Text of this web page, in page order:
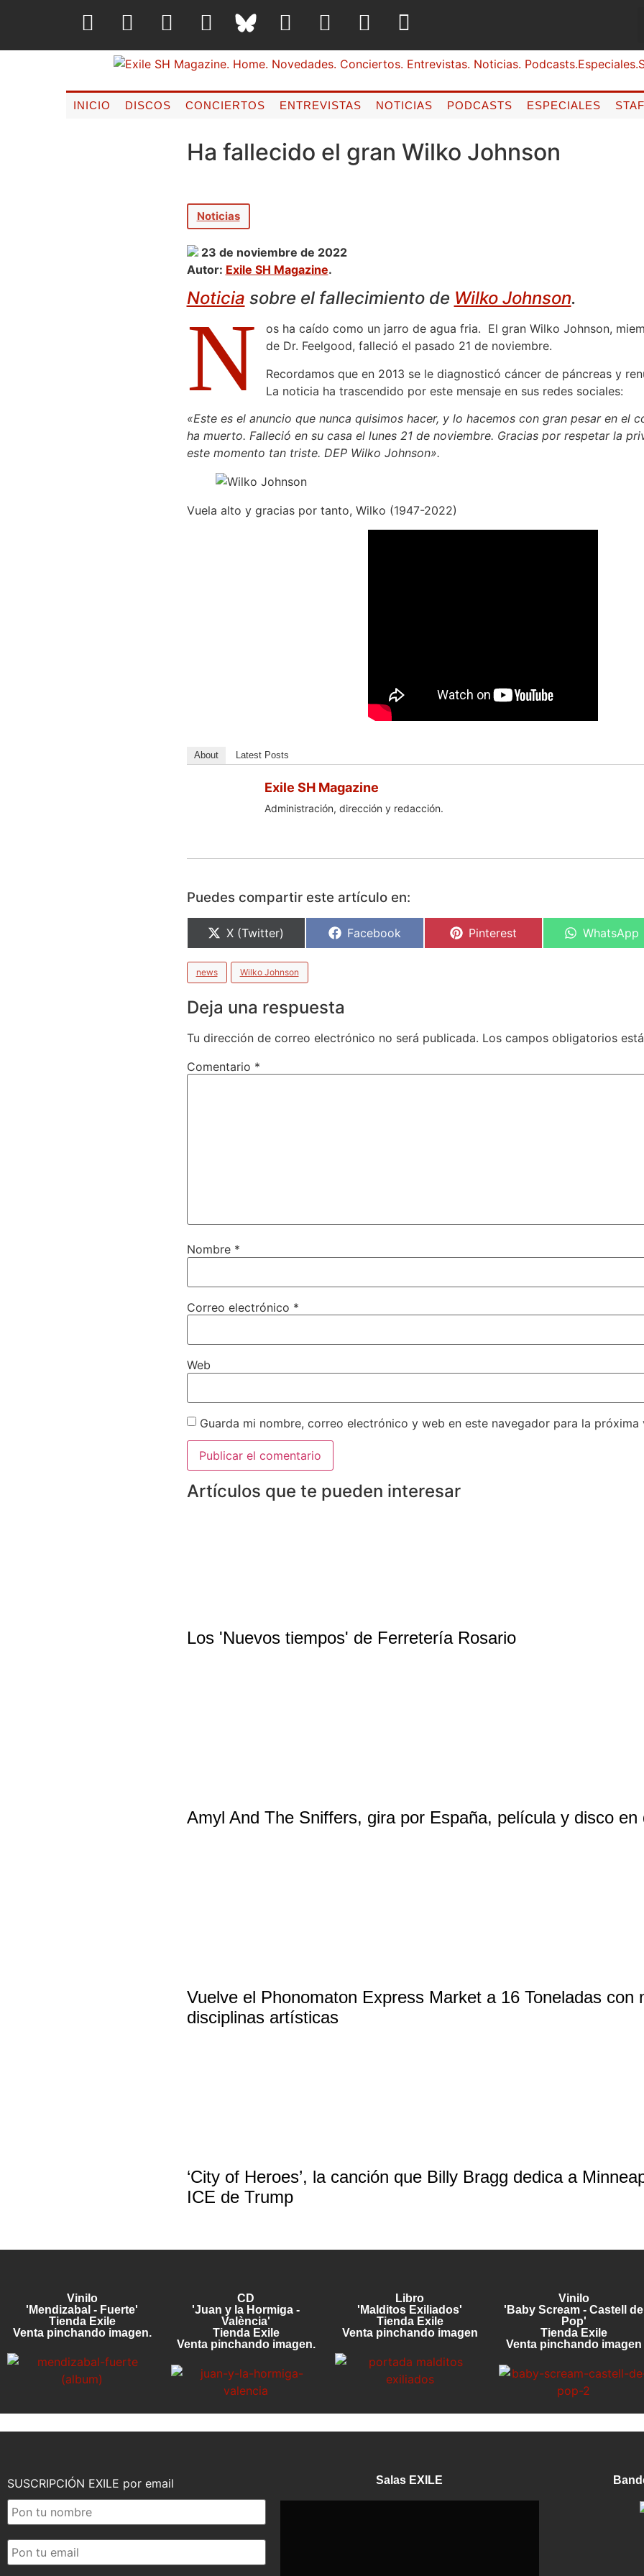
INICIO DISCOS CONCIERTOS ENTREVISTAS NOTICIAS PODCASTS ESPECIALES
Ha fallecido el gran Wilko Johnson
Noticias
23 de noviembre de 2022
Autor: Exile SH Magazine.
Noticia sobre el fallecimiento de Wilko Johnson.
N
os ha caído como un jarro de agua fria. El gran Wilko Johnson,
de Dr. Feelgood, falleció el pasado 21 de noviembre.
Recordamos que en 2013 se le diagnosticó cáncer de páncreas y
La noticia ha trascendido por este mensaje en sus redes sociales:
«Este es el anuncio que nunca quisimos hacer, y lo hacemos con gran pesar en el
ha muerto. Falleció en su casa el lunes 21 de noviembre. Gracias por respetar la
este momento tan triste. DEP Wilko Johnson».
Vuela alto y gracias por tanto, Wilko (1947-2022)
About Latest Posts
Exile SH Magazine
Administración, dirección y redacción.
Puedes compartir este artículo en:
X (Twitter) Facebook Pinterest WhatsApp
news Wilko Johnson
Deja una respuesta
Tu dirección de correo electrónico no será publicada. Los campos obligatorios
Comentario *
Nombre *
Correo electrónico *
Web
Guarda mi nombre, correo electrónico y web en este navegador para la próxima
Artículos que te pueden interesar
Los 'Nuevos tiempos' de Ferretería Rosario
Amyl And The Sniffers, gira por España, película y disco en
Vuelve el Phonomaton Express Market a 16 Toneladas con
disciplinas artísticas
‘City of Heroes’, la canción que Billy Bragg dedica a
ICE de Trump
Vinilo
'Mendizabal - Fuerte'
Tienda Exile
Venta pinchando imagen.
CD
'Juan y la Hormiga -
València'
Tienda Exile
Venta pinchando imagen.
Libro
'Malditos Exiliados'
Tienda Exile
Venta pinchando imagen
Vinilo
'Baby Scream - Castell de
Pop'
Tienda Exile
Venta pinchando imagen
SUSCRIPCIÓN EXILE por email Salas EXILE